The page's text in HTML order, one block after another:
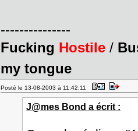
---------------
Fucking Hostile /
my tongue
Posté le 13-08-2003 à 11:42:11
J@mes Bond a écrit :